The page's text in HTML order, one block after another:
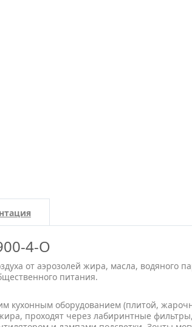
4-О
от аэрозолей жира, масла, водяного
питания.
кухонным оборудованием (плитой,
проходят через лабиринтные